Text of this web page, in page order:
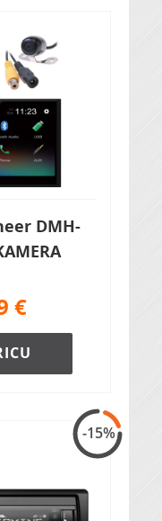
DMH-
€
-15%